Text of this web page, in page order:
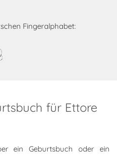
Fingeralphabet:
für Ettore
ein Geburtsbuch oder ein